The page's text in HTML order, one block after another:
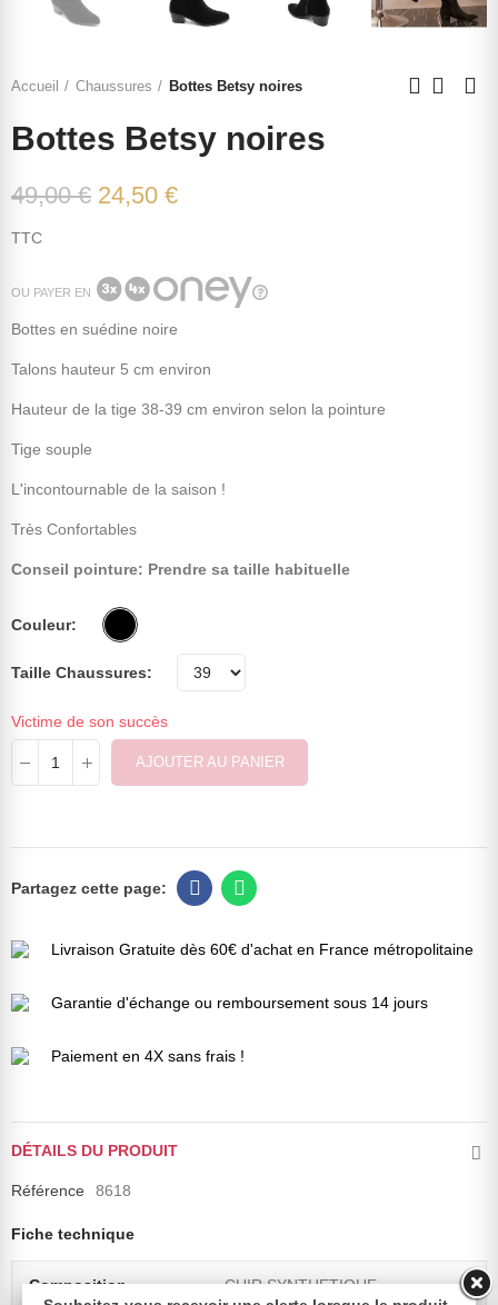
Accueil Chaussures Bottes Betsy noires
Bottes Betsy noires
49,00 € 24,50 €
TTC
OU PAYER EN
Bottes en suédine noire
Talons hauteur 5 cm environ
Hauteur de la tige 38-39 cm environ selon la pointure
Tige souple
L'incontournable de la saison !
Très Confortables
Conseil pointure: Prendre sa taille habituelle
Couleur
Taille Chaussures
Victime de son succès
AJOUTER AU PANIER
Livraison Gratuite dès 60€ d'achat en France métropolitaine
Garantie d'échange ou remboursement sous 14 jours
Paiement en 4X sans frais !
DÉTAILS DU PRODUIT
Référence 8618
Fiche technique
Composition CUIR SYNTHETIQUE